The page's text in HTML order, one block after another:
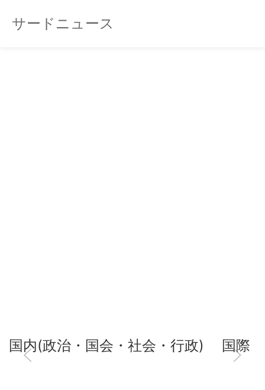
サードニュース
国内(政治・国会・社会・行政) 国際